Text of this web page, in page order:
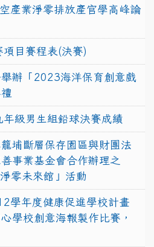
產業淨零排放產官學高峰論
目賽程表(決賽)
辦「2023海洋保育創意戲
級男生組鉛球決賽成績
埔斷層保存園區與財團法
事業基金會合作辦理之
零未來館」活動
學年度健康促進學校計畫
學校創意海報製作比賽，